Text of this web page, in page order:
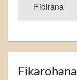
Fidirana
Fikarohana